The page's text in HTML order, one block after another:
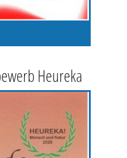
Heureka